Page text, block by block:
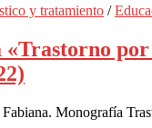
y tratamiento /
«Trastorno
Monografía